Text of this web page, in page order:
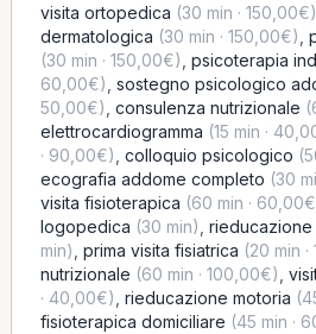
visita ortopedica (30 min · 150,00€)
dermatologica (30 min · 150,00€)
(30 min · 150,00€) psicoterapia
60,00€) sostegno psicologico
50,00€) consulenza nutrizionale
elettrocardiogramma (15 min ·
· 90,00€) colloquio psicologico
ecografia addome completo (30
visita fisioterapica (60 min ·
logopedica (30 min) rieducazione
min) prima visita fisiatrica (20 min
nutrizionale (60 min · 100,00€)
· 40,00€) rieducazione motoria
fisioterapica domiciliare (45 min ·